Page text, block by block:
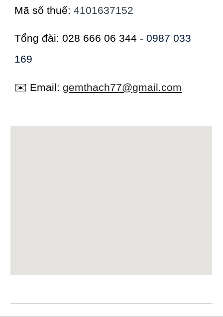
Mã số thuế:4101637152
Tổng đài: 028 666 06 344 -0987 033
169
✉️ Email:gemthach77@gmail.com